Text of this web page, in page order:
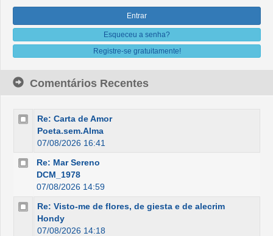
Esqueceu a senha?
Registre-se gratuitamente!
Comentários Recentes
Re: Carta de Amor
Poeta.sem.Alma
07/08/2026 16:41
Re: Mar Sereno
DCM_1978
07/08/2026 14:59
Re: Visto-me de flores, de giesta e de alecrim
Hondy
07/08/2026 14:18